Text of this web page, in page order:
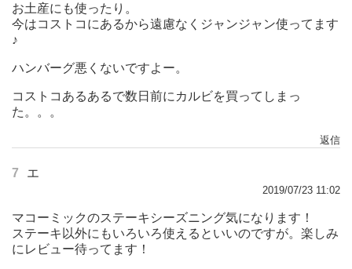
お土産にも使ったり。
今はコストコにあるから遠慮なくジャンジャン使ってます
♪
ハンバーグ悪くないですよー。
コストコあるあるで数日前にカルビを買ってしまっ
た。。。
返信
7 エ
2019/07/23 11:02
マコーミックのステーキシーズニング気になります！
ステーキ以外にもいろいろ使えるといいのですが。楽しみ
にレビュー待ってます！